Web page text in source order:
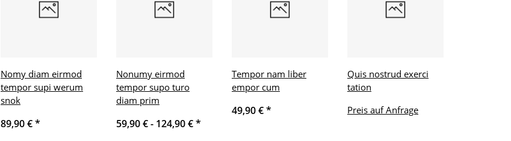
Nomy diam eirmod
tempor supi werum
snok
89,90 €*
Nonumy eirmod
tempor supo turo
diam prim
59,90 € - 124,90 €*
Tempor nam liber
empor cum
49,90 €*
Quis nostrud exerci
tation
Preis auf Anfrage